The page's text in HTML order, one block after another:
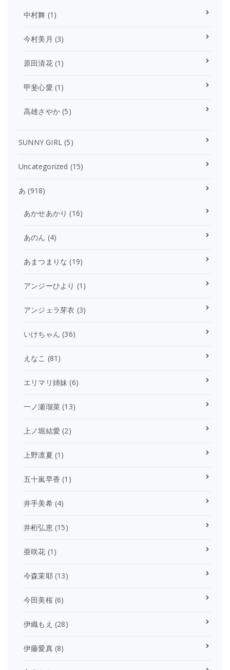
中村舞 (1)
今村美月 (3)
原田清花(1)
甲斐心愛 (1)
高雄さやか (5)
SUNNY GIRL (5)
Uncategorized (15)
あ (918)
あかせあかり (16)
あのん (4)
あまつまりな (19)
アンジーひより (1)
アンジェラ芽衣 (3)
いけちゃん (36)
えなこ (81)
エリマリ姉妹 (6)
一ノ瀬瑠菜 (13)
上ノ堀結愛 (2)
上野凛夏 (1)
五十嵐早香 (1)
井手美希(4)
井桁弘恵(15)
亜咲花 (1)
今森茉耶(13)
今田美桜(6)
伊織もえ (28)
伊藤愛真(8)